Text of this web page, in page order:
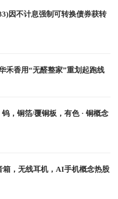
因不计息强制可转换债券获转
禾香用“无醛整家”重划起跑线
，铜箔/覆铜板，有色 · 铜概念
箱，无线耳机，AI手机概念热股